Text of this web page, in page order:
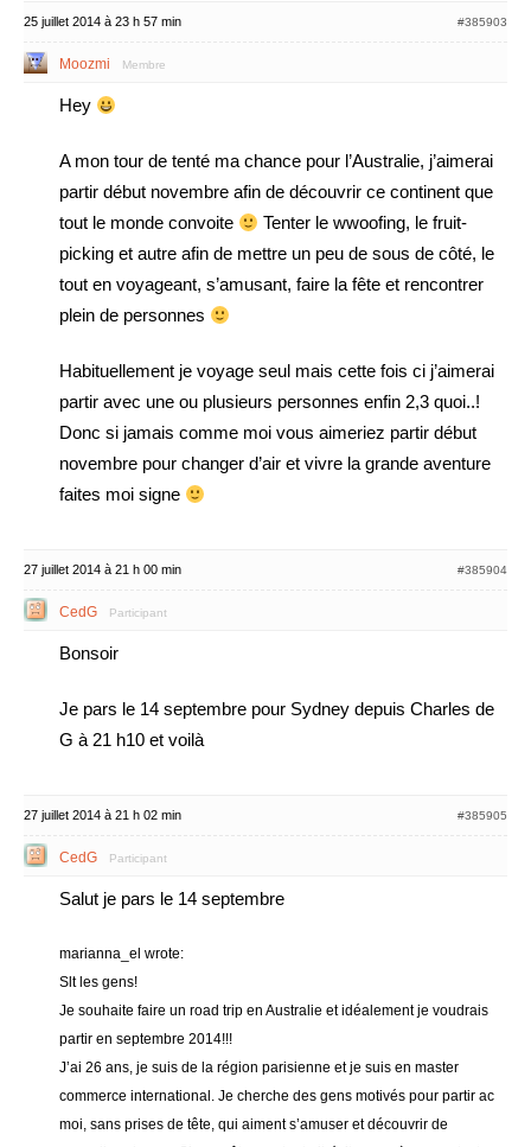
25 juillet 2014 à 23 h 57 min #385903
Moozmi Membre
Hey
A mon tour de tenté ma chance pour l’Australie, j’aimerai
partir début novembre afin de découvrir ce continent que
tout le monde convoite
Tenter le wwoofing, le fruit-
picking et autre afin de mettre un peu de sous de côté, le
tout en voyageant, s’amusant, faire la fête et rencontrer
plein de personnes
Habituellement je voyage seul mais cette fois ci j’aimerai
partir avec une ou plusieurs personnes enfin 2,3 quoi..!
Donc si jamais comme moi vous aimeriez partir début
novembre pour changer d’air et vivre la grande aventure
faites moi signe
27 juillet 2014 à 21 h 00 min #385904
CedG Participant
Bonsoir
Je pars le 14 septembre pour Sydney depuis Charles de
G à 21 h10 et voilà
27 juillet 2014 à 21 h 02 min #385905
CedG Participant
Salut je pars le 14 septembre
marianna_el wrote:
Slt les gens!
Je souhaite faire un road trip en Australie et idéalement je voudrais
partir en septembre 2014!!!
J’ai 26 ans, je suis de la région parisienne et je suis en master
commerce international. Je cherche des gens motivés pour partir ac
moi, sans prises de tête, qui aiment s’amuser et découvrir de